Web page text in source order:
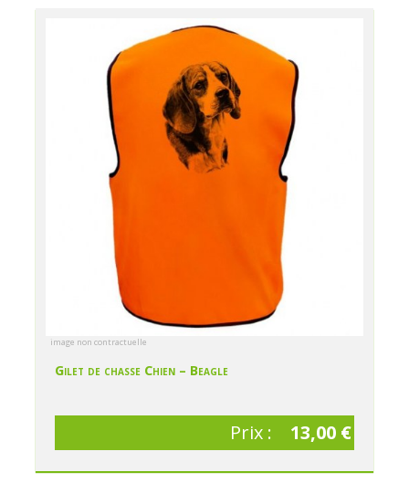
image non contractuelle
Gilet de chasse Chien – Beagle
Prix : 13,00 €